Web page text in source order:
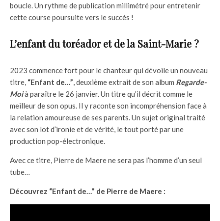
boucle. Un rythme de publication millimétré pour entretenir
cette course poursuite vers le succès !
L’enfant du toréador et de la Saint-Marie ?
2023 commence fort pour le chanteur qui dévoile un nouveau
titre, “Enfant de…”, deuxième extrait de son album Regarde-
Moià paraître le 26 janvier. Un titre qu’il décrit comme le
meilleur de son opus. Il y raconte son incompréhension face à
la relation amoureuse de ses parents. Un sujet original traité
avec son lot d’ironie et de vérité, le tout porté par une
production pop-électronique.
Avec ce titre, Pierre de Maere ne sera pas l’homme d’un seul
tube…
Découvrez “Enfant de…” de Pierre de Maere :